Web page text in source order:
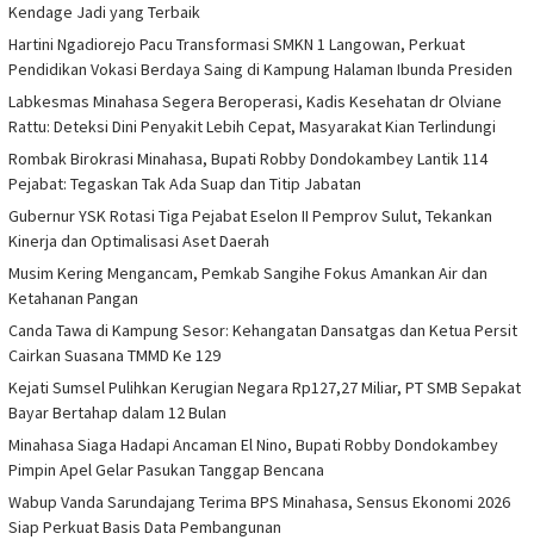
Kendage Jadi yang Terbaik
Hartini Ngadiorejo Pacu Transformasi SMKN 1 Langowan, Perkuat
Pendidikan Vokasi Berdaya Saing di Kampung Halaman Ibunda Presiden
Labkesmas Minahasa Segera Beroperasi, Kadis Kesehatan dr Olviane
Rattu: Deteksi Dini Penyakit Lebih Cepat, Masyarakat Kian Terlindungi
Rombak Birokrasi Minahasa, Bupati Robby Dondokambey Lantik 114
Pejabat: Tegaskan Tak Ada Suap dan Titip Jabatan
Gubernur YSK Rotasi Tiga Pejabat Eselon II Pemprov Sulut, Tekankan
Kinerja dan Optimalisasi Aset Daerah
Musim Kering Mengancam, Pemkab Sangihe Fokus Amankan Air dan
Ketahanan Pangan
Canda Tawa di Kampung Sesor: Kehangatan Dansatgas dan Ketua Persit
Cairkan Suasana TMMD Ke 129
Kejati Sumsel Pulihkan Kerugian Negara Rp127,27 Miliar, PT SMB Sepakat
Bayar Bertahap dalam 12 Bulan
Minahasa Siaga Hadapi Ancaman El Nino, Bupati Robby Dondokambey
Pimpin Apel Gelar Pasukan Tanggap Bencana
Wabup Vanda Sarundajang Terima BPS Minahasa, Sensus Ekonomi 2026
Siap Perkuat Basis Data Pembangunan